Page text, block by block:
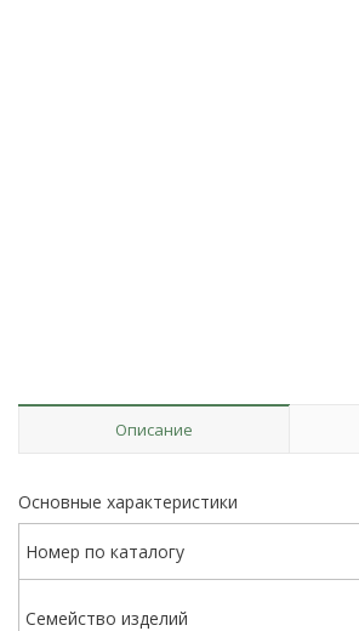
Описание
Основные характеристики
Номер по каталогу
Семейство изделий